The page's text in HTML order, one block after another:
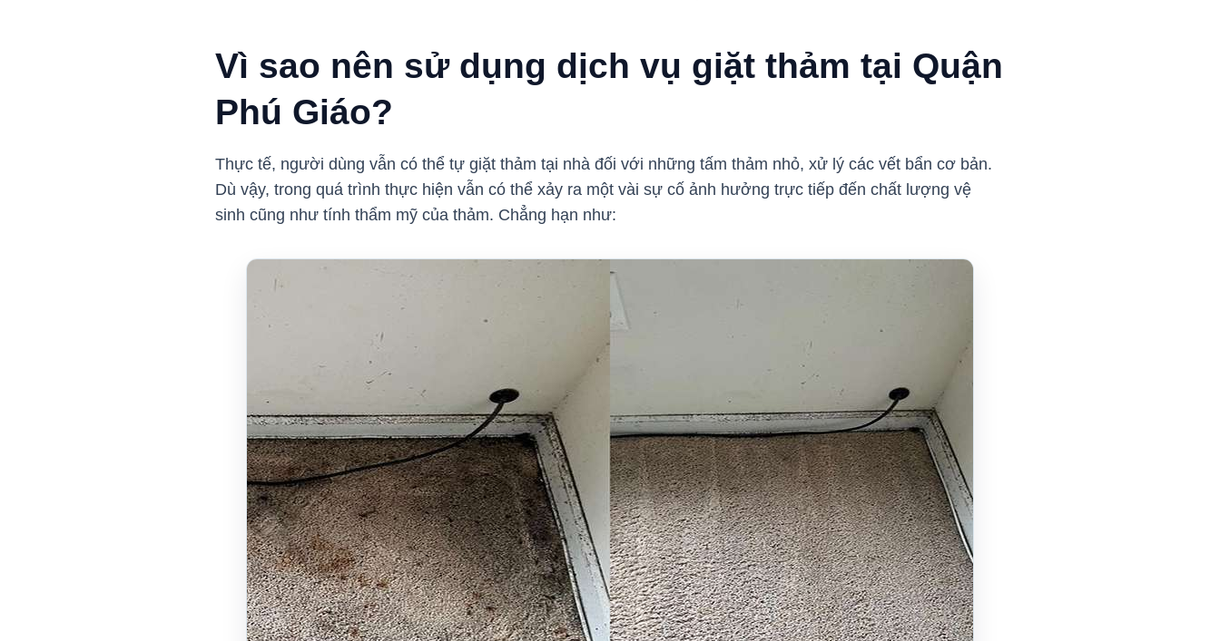
Vì sao nên sử dụng dịch vụ giặt thảm tại Quận
Phú Giáo?
Thực tế, người dùng vẫn có thể tự giặt thảm tại nhà đối với những tấm thảm nhỏ, xử lý các vết bẩn cơ bản.
Dù vậy, trong quá trình thực hiện vẫn có thể xảy ra một vài sự cố ảnh hưởng trực tiếp đến chất lượng vệ
sinh cũng như tính thẩm mỹ của thảm. Chẳng hạn như: